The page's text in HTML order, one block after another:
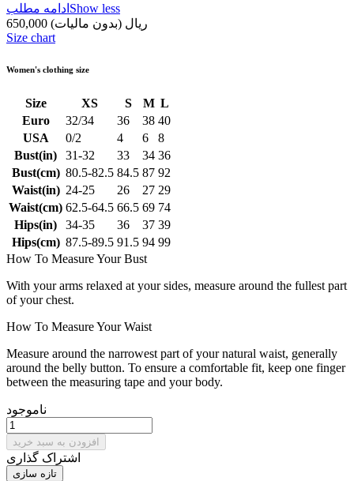
ادامه مطلب Show less
650,000 ریال (بدون مالیات)
Size chart
Women's clothing size
Size XS S M L
Euro
32/34 36 38 40
USA
0/2 4 6
8
Bust(in)
31-32 33 34 36
Bust(cm) 80.5-82.5 84.5 87 92
Waist(in) 24-25 26 27 29
Waist(cm) 62.5-64.5 66.5 69 74
Hips(in)
34-35 36 37 39
Hips(cm) 87.5-89.5 91.5 94 99
How To Measure Your Bust
With your arms relaxed at your sides, measure around the fullest part
of your chest.
How To Measure Your Waist
Measure around the narrowest part of your natural waist, generally
around the belly button. To ensure a comfortable fit, keep one finger
between the measuring tape and your body.
ناموجود
افزودن به سبد خرید
اشتراک گذاری